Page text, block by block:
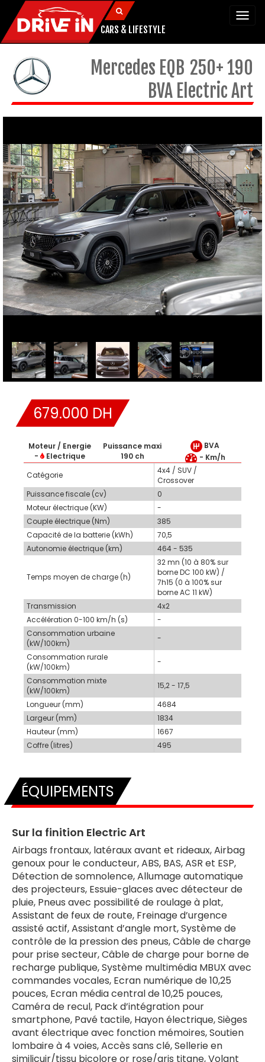
CARS & LIFESTYLE
Mercedes EQB 250+ 190
BVA Electric Art
679.000 DH
Moteur / Energie
-
Electrique
Puissance maxi
190 ch
BVA
- Km/h
Catégorie
4x4 / SUV /
Crossover
Puissance fiscale (cv)
0
Moteur électrique (KW)
-
Couple électrique (Nm)
385
Capacité de la batterie (kWh)
70,5
Autonomie électrique (km)
464 - 535
Temps moyen de charge (h)
32 mn (10 à 80% sur
borne DC 100 kW) /
7h15 (0 à 100% sur
borne AC 11 kW)
Transmission
4x2
Accélération 0-100 km/h (s)
-
Consommation urbaine
(kW/100km)
-
Consommation rurale
(kW/100km)
-
Consommation mixte
(kW/100km)
15,2 - 17,5
Longueur (mm)
4684
Largeur (mm)
1834
Hauteur (mm)
1667
Coffre (litres)
495
ÉQUIPEMENTS
Sur la finition Electric Art
Airbags frontaux, latéraux avant et rideaux, Airbag
genoux pour le conducteur, ABS, BAS, ASR et ESP,
Détection de somnolence, Allumage automatique
des projecteurs, Essuie-glaces avec détecteur de
pluie, Pneus avec possibilité de roulage à plat,
Assistant de feux de route, Freinage d’urgence
assisté actif, Assistant d’angle mort, Système de
contrôle de la pression des pneus, Câble de charge
pour prise secteur, Câble de charge pour borne de
recharge publique, Système multimédia MBUX avec
commandes vocales, Ecran numérique de 10,25
pouces, Ecran média central de 10,25 pouces,
Caméra de recul, Pack d’intégration pour
smartphone, Pavé tactile, Hayon électrique, Sièges
avant électrique avec fonction mémoires, Soutien
lombaire à 4 voies, Accès sans clé, Sellerie en
similicuir/tissu bicolore or rose/gris titane, Volant